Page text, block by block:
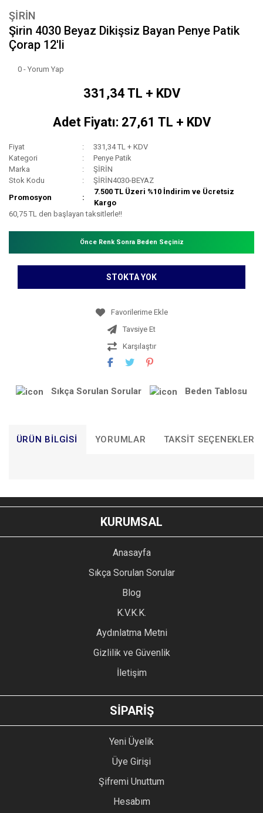
ŞİRİN
Şirin 4030 Beyaz Dikişsiz Bayan Penye Patik
Çorap 12'li
0 - Yorum Yap
331,34 TL + KDV
Adet Fiyatı: 27,61 TL + KDV
Fiyat
331,34 TL + KDV
Kategori
Penye Patik
Marka
ŞİRİN
Stok Kodu
ŞİRİN4030-BEYAZ
Promosyon
7.500 TL Üzeri %10 İndirim ve Ücretsiz
Kargo
60,75 TL den başlayan taksitlerle!!
Önce Renk Sonra Beden Seçiniz
STOKTA YOK
Tavsiye Et
Karşılaştır
Sıkça Sorulan Sorular Beden Tablosu
ÜRÜN BILGISI YORUMLAR TAKSIT SEÇENEKLERI
YORUM YAZ
Bu ürünün fiyat bilgisi, resim, ürün açıklamalarında ve diğer
konularda yetersiz gördüğünüz noktaları öneri formunu
kullanarak tarafımıza iletebilirsiniz.
Ürün resmi kalitesiz, bozuk veya görüntülenemiyor.
Ürün açıklamasında eksik bilgiler bulunuyor.
Ürün bilgilerinde hatalar bulunuyor.
Ürün fiyatı diğer sitelerden daha pahalı.
GÖNDER
KURUMSAL
Anasayfa
Sıkça Sorulan Sorular
Blog
K.V.K.K.
Aydınlatma Metni
Gizlilik ve Güvenlik
İletişim
SİPARİŞ
Yeni Üyelik
Üye Girişi
Şifremi Unuttum
Hesabım